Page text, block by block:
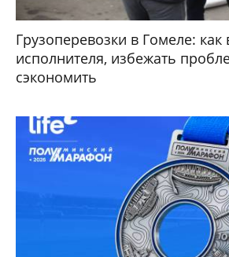
Грузоперевозки в Гомеле: как
исполнителя, избежать
сэкономить